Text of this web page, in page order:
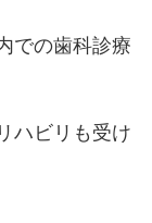
での歯科診療
ハビリも受け